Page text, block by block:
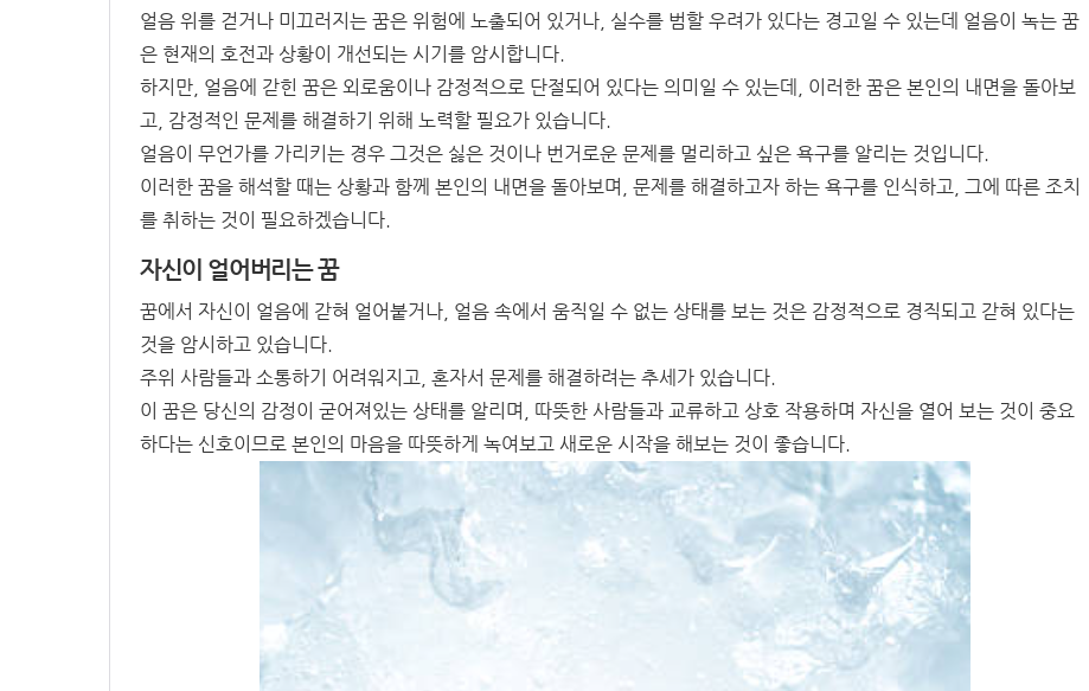
얼음 위를 걷거나 미끄러지는 꿈은 위험에 노출되어 있거나, 실수를 범할 우려가 있다는 경고일 수 있는데 얼음이 녹는 꿈
은 현재의 호전과 상황이 개선되는 시기를 암시합니다.
하지만, 얼음에 갇힌 꿈은 외로움이나 감정적으로 단절되어 있다는 의미일 수 있는데, 이러한 꿈은 본인의 내면을 돌아보
고, 감정적인 문제를 해결하기 위해 노력할 필요가 있습니다.
얼음이 무언가를 가리키는 경우 그것은 싫은 것이나 번거로운 문제를 멀리하고 싶은 욕구를 알리는 것입니다.
이러한 꿈을 해석할 때는 상황과 함께 본인의 내면을 돌아보며, 문제를 해결하고자 하는 욕구를 인식하고, 그에 따른 조치
를 취하는 것이 필요하겠습니다.
자신이 얼어버리는 꿈
꿈에서 자신이 얼음에 갇혀 얼어붙거나, 얼음 속에서 움직일 수 없는 상태를 보는 것은 감정적으로 경직되고 갇혀 있다는
것을 암시하고 있습니다.
주위 사람들과 소통하기 어려워지고, 혼자서 문제를 해결하려는 추세가 있습니다.
이 꿈은 당신의 감정이 굳어져있는 상태를 알리며, 따뜻한 사람들과 교류하고 상호 작용하며 자신을 열어 보는 것이 중요
하다는 신호이므로 본인의 마음을 따뜻하게 녹여보고 새로운 시작을 해보는 것이 좋습니다.